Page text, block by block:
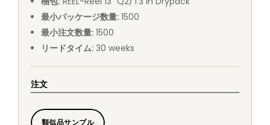
最小パッケージ数量: 1500
最小注文数量: 1500
リードタイム: 30 weeks
注文
類似品サンプル